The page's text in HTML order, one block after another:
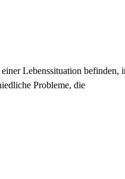
Lebenssituation befinden,
Probleme, die